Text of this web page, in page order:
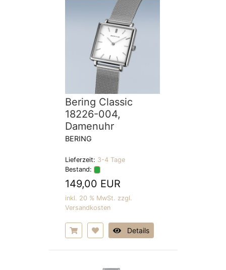
Bering Classic
18226-004,
Damenuhr
BERING
Lieferzeit: 3-4 Tage
Bestand:
149,00 EUR
inkl. 20 % MwSt. zzgl.
Versandkosten
Details